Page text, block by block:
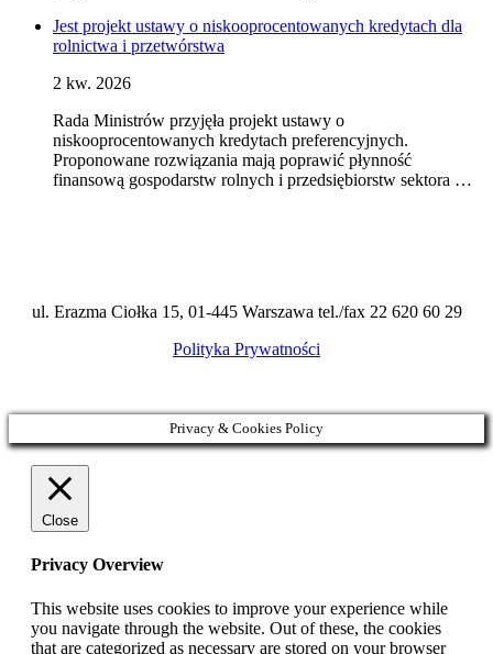
Jest projekt ustawy o niskooprocentowanych kredytach dla
rolnictwa i przetwórstwa
2 kw. 2026
Rada Ministrów przyjęła projekt ustawy o
niskooprocentowanych kredytach preferencyjnych.
Proponowane rozwiązania mają poprawić płynność
finansową gospodarstw rolnych i przedsiębiorstw sektora …
ul. Erazma Ciołka 15, 01-445 Warszawa tel./fax 22 620 60 29
Polityka Prywatności
Privacy & Cookies Policy
Close
Privacy Overview
This website uses cookies to improve your experience while
you navigate through the website. Out of these, the cookies
that are categorized as necessary are stored on your browser